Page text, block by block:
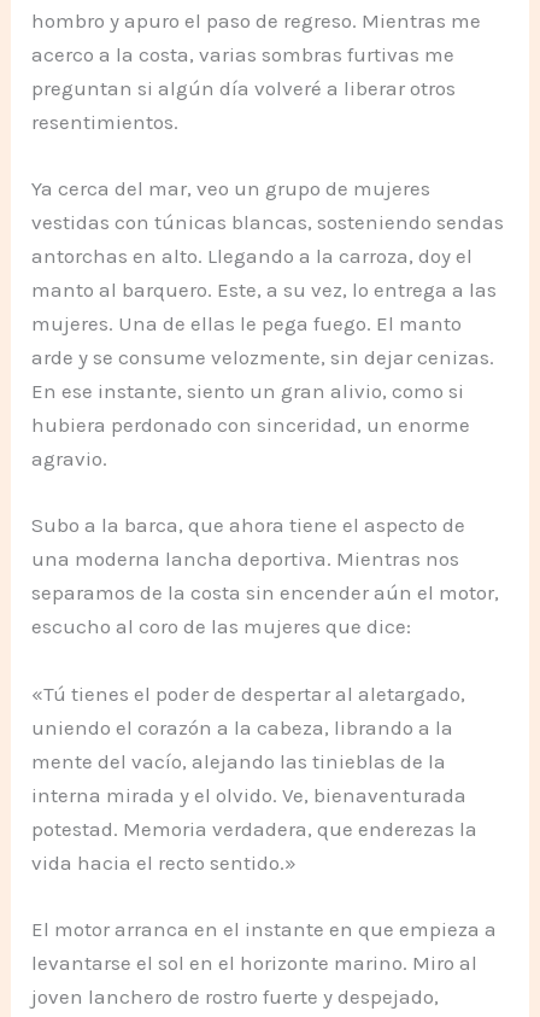
hombro y apuro el paso de regreso. Mientras me
acerco a la costa, varias sombras furtivas me
preguntan si algún día volveré a liberar otros
resentimientos.
Ya cerca del mar, veo un grupo de mujeres
vestidas con túnicas blancas, sosteniendo sendas
antorchas en alto. Llegando a la carroza, doy el
manto al barquero. Este, a su vez, lo entrega a las
mujeres. Una de ellas le pega fuego. El manto
arde y se consume velozmente, sin dejar cenizas.
En ese instante, siento un gran alivio, como si
hubiera perdonado con sinceridad, un enorme
agravio.
Subo a la barca, que ahora tiene el aspecto de
una moderna lancha deportiva. Mientras nos
separamos de la costa sin encender aún el motor,
escucho al coro de las mujeres que dice:
«Tú tienes el poder de despertar al aletargado,
uniendo el corazón a la cabeza, librando a la
mente del vacío, alejando las tinieblas de la
interna mirada y el olvido. Ve, bienaventurada
potestad. Memoria verdadera, que enderezas la
vida hacia el recto sentido.»
El motor arranca en el instante en que empieza a
levantarse el sol en el horizonte marino. Miro al
joven lanchero de rostro fuerte y despejado,